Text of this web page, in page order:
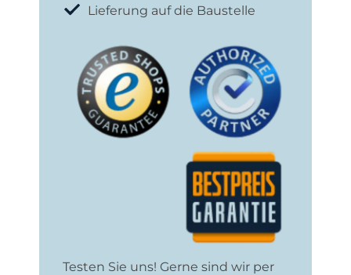
Lieferung auf die Baustelle
Testen Sie uns! Gerne sind wir per